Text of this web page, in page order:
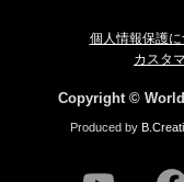
個人情報保護に
カスタ
Copyright ©
Produced by